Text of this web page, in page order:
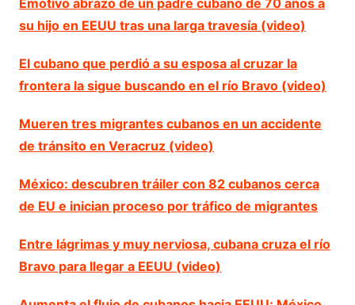
su hijo en EEUU tras una larga travesía (video)
El cubano que perdió a su esposa al cruzar la
frontera la sigue buscando en el río Bravo (video)
Mueren tres migrantes cubanos en un accidente
de tránsito en Veracruz (video)
México: descubren tráiler con 82 cubanos cerca
de EU e inician proceso por tráfico de migrantes
Entre lágrimas y muy nerviosa, cubana cruza el río
Bravo para llegar a EEUU (video)